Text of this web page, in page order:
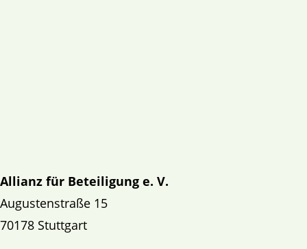
Allianz für Beteiligung e. V.
Augustenstraße 15
70178 Stuttgart